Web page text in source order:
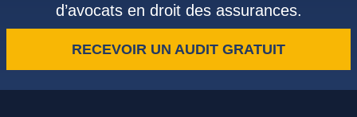
d’avocats en droit des assurances.
RECEVOIR UN AUDIT GRATUIT